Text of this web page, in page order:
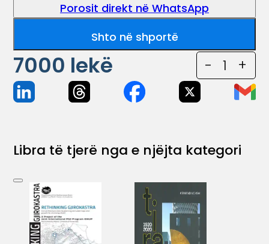
Porosit direkt në WhatsApp
Shto në shportë
7000 lekë - 1 +
Libra të tjerë nga e njëjta kategori